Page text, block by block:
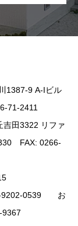
9 A-Iビル
2411
田3322 リファ
FAX: 0266-
9202-0539 お